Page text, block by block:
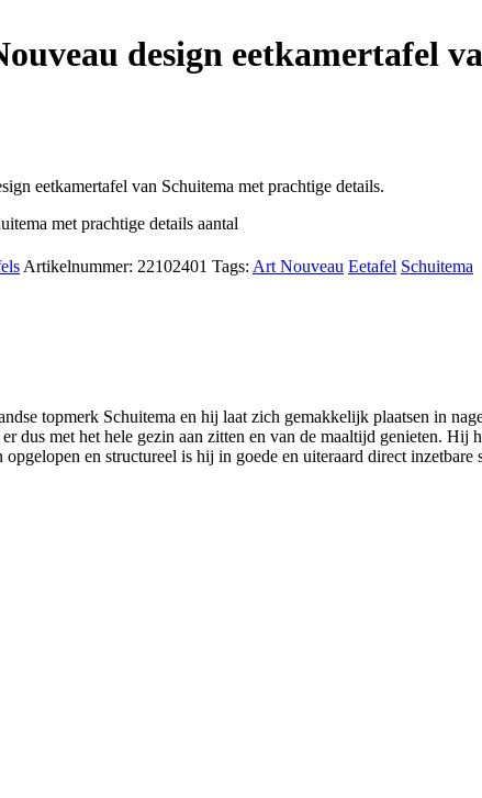
design eetkamertafel
eetkamertafel van Schuitema met prachtige details.
met prachtige details aantal
Artikelnummer: 22102401 Tags: Art Nouveau Eetafel Schuitema
topmerk Schuitema en hij laat zich gemakkelijk plaatsen in
dus met het hele gezin aan zitten en van de maaltijd genieten.
en structureel is hij in goede en uiteraard direct